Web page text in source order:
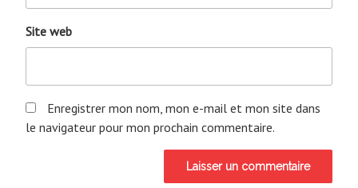
Site web
Enregistrer mon nom, mon e-mail et mon site dans
le navigateur pour mon prochain commentaire.